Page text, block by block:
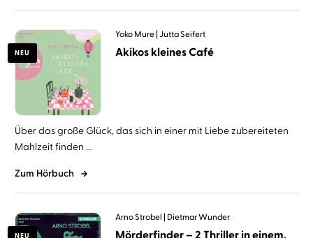
NEU
Yoko Mure Jutta Seifert
Akikos kleines Café
Über das große Glück, das sich in einer mit Liebe zubereiteten
Mahlzeit finden ...
Zum Hörbuch
NEU
Arno Strobel Dietmar Wunder
Mörderfinder – 2 Thriller in einem,